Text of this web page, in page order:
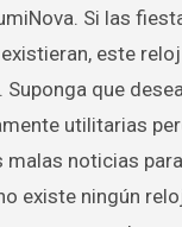
Si las
este
que
utilitarias
noticias
existe ningún